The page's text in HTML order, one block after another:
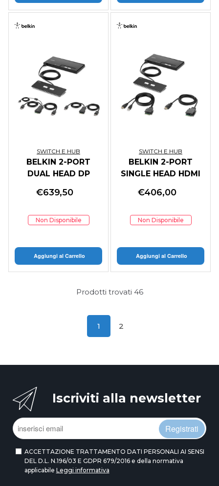
SWITCH E HUB
BELKIN 2-PORT
DUAL HEAD DP
KVM SWIT
€639,50
Non Disponibile
Aggiungi al Carrello
SWITCH E HUB
BELKIN 2-PORT
SINGLE HEAD HDMI
KVM
€406,00
Non Disponibile
Aggiungi al Carrello
Prodotti trovati 46
1 2
Iscriviti alla newsletter
Registrati
ACCETTAZIONE TRATTAMENTO DATI PERSONALI AI SENSI
DEL D.L. N.196/03 E GDPR 679/2016 e della normativa
applicabile Leggi informativa